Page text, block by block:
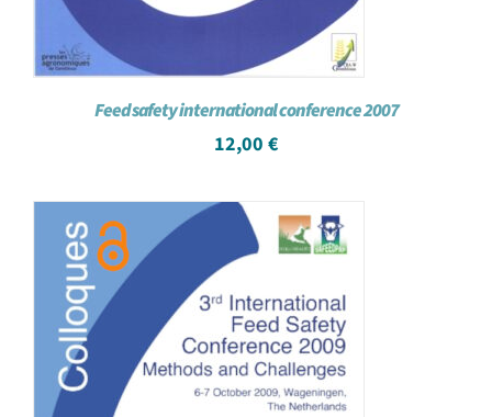
Feed safety international conference 2007
12,00 €